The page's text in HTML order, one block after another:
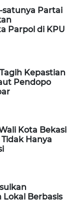
satunya Partai
Parpol di KPU
Kepastian
Pendopo
Kota Bekasi
Hanya
Berbasis